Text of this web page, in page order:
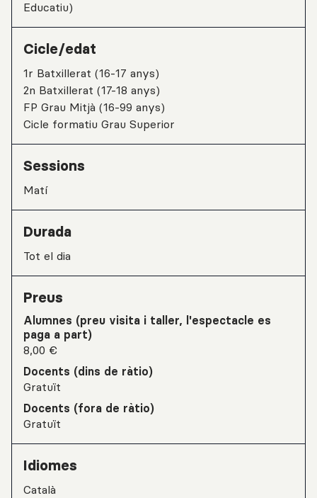
Educatiu)
Cicle/edat
1r Batxillerat (16-17 anys)
2n Batxillerat (17-18 anys)
FP Grau Mitjà (16-99 anys)
Cicle formatiu Grau Superior
Sessions
matí
Durada
Tot el dia
Preus
Alumnes (preu visita i taller, l'espectacle es
paga a part)
8,00 €
Docents (dins de ràtio)
Gratuït
Docents (fora de ràtio)
Gratuït
Idiomes
Català